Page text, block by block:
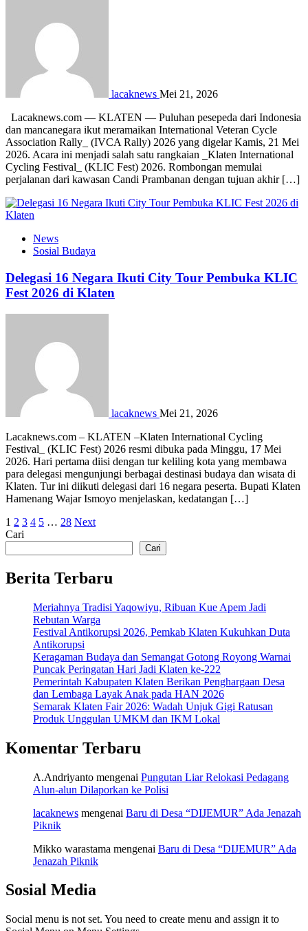
lacaknews Mei 21, 2026
Lacaknews.com — KLATEN — Puluhan pesepeda dari Indonesia
dan mancanegara ikut meramaikan International Veteran Cycle
Association Rally_ (IVCA Rally) 2026 yang digelar Kamis, 21 Mei
2026. Acara ini menjadi salah satu rangkaian _Klaten International
Cycling Festival_ (KLIC Fest) 2026. Rombongan memulai
perjalanan dari kawasan Candi Prambanan dengan tujuan akhir […]
News
Sosial Budaya
Delegasi 16 Negara Ikuti City Tour Pembuka KLIC
Fest 2026 di Klaten
lacaknews Mei 21, 2026
Lacaknews.com – KLATEN –Klaten International Cycling
Festival_ (KLIC Fest) 2026 resmi dibuka pada Minggu, 17 Mei
2026. Hari pertama diisi dengan tur keliling kota yang membawa
para delegasi mengunjungi berbagai destinasi budaya dan wisata di
Klaten. Tur ini diikuti delegasi dari 16 negara peserta. Bupati Klaten
Hamenang Wajar Ismoyo menjelaskan, kedatangan […]
Paginasi
pos
1 2 3 4 5 … 28 Next
Cari
Cari
Berita Terbaru
Meriahnya Tradisi Yaqowiyu, Ribuan Kue Apem Jadi
Rebutan Warga
Festival Antikorupsi 2026, Pemkab Klaten Kukuhkan Duta
Antikorupsi
Keragaman Budaya dan Semangat Gotong Royong Warnai
Puncak Peringatan Hari Jadi Klaten ke-222
Pemerintah Kabupaten Klaten Berikan Penghargaan Desa
dan Lembaga Layak Anak pada HAN 2026
Semarak Klaten Fair 2026: Wadah Unjuk Gigi Ratusan
Produk Unggulan UMKM dan IKM Lokal
Komentar Terbaru
A.Andriyanto mengenai Pungutan Liar Relokasi Pedagang
Alun-alun Dilaporkan ke Polisi
lacaknews mengenai Baru di Desa “DIJEMUR” Ada Jenazah
Piknik
Mikko warastama mengenai Baru di Desa “DIJEMUR” Ada
Jenazah Piknik
Sosial Media
Social menu is not set. You need to create menu and assign it to